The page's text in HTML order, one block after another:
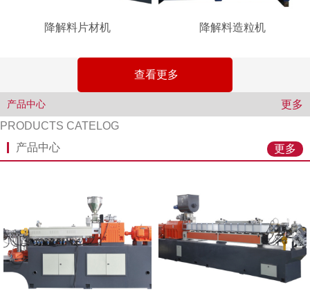
降解料片材机 降解料造粒机
查看更多
产品中心
更多
PRODUCTS CATELOG
产品中心
更多